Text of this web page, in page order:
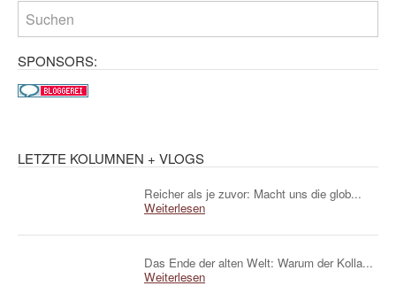
SPONSORS:
LETZTE KOLUMNEN + VLOGS
Reicher als je zuvor: Macht uns die glob...
Weiterlesen
Das Ende der alten Welt: Warum der Kolla...
Weiterlesen